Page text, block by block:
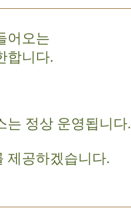
어오는
합니다.
는 정상 운영됩니다.
제공하겠습니다.